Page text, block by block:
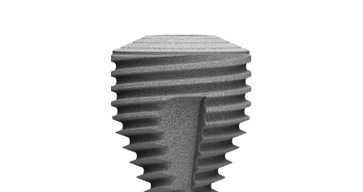
Bildergalerie überspringen